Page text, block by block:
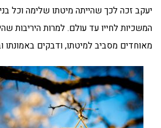
יעקב זכה לכך שהייתה מיטתו שלימה וכל
המשכיות לחייו עד עולם. למרות היריבות
מאוחדים מסביב למיטתו, ודבקים באמונתו